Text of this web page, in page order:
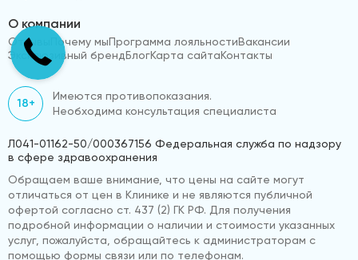
О компании
Отзывы Почему мыПрограмма лояльностиВакансии
Эксклюзивный брендБлогКарта сайтаКонтакты
18+
Имеются противопоказания.
Необходима консультация специалиста
Л041-01162-50/000367156 Федеральная служба по надзору
в сфере здравоохранения
Обращаем ваше внимание, что цены на сайте могут
отличаться от цен в Клинике и не являются публичной
офертой согласно ст. 437 (2) ГК РФ. Для получения
подробной информации о наличии и стоимости указанных
услуг, пожалуйста, обращайтесь к администраторам с
помощью формы связи или по телефонам.